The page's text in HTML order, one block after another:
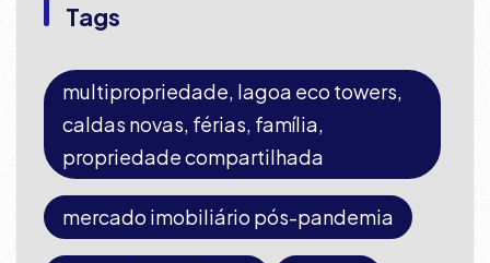
Tags
multipropriedade, lagoa eco towers,
caldas novas, férias, família,
propriedade compartilhada
mercado imobiliário pós-pandemia